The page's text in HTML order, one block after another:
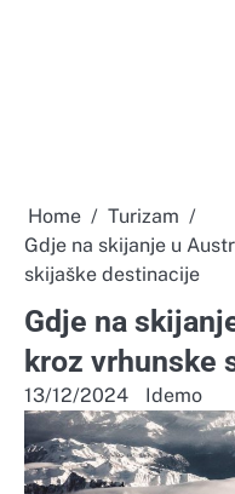
Home
Turizam
Gdje na skijanje u
skijaške destinacije
Gdje na
kroz vrhunske
13/12/2024 Idemo